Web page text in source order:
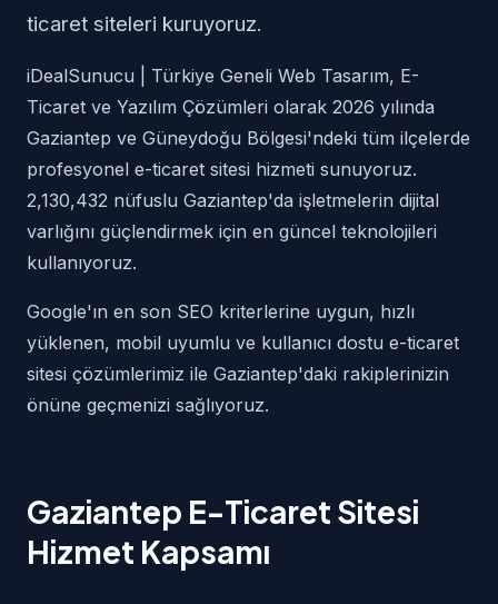
ticaret siteleri kuruyoruz.
iDealSunucu | Türkiye Geneli Web Tasarım, E-
Ticaret ve Yazılım Çözümleri olarak 2026 yılında
Gaziantep ve Güneydoğu Bölgesi'ndeki tüm ilçelerde
profesyonel e-ticaret sitesi hizmeti sunuyoruz.
2,130,432 nüfuslu Gaziantep'da işletmelerin dijital
varlığını güçlendirmek için en güncel teknolojileri
kullanıyoruz.
Google'ın en son SEO kriterlerine uygun, hızlı
yüklenen, mobil uyumlu ve kullanıcı dostu e-ticaret
sitesi çözümlerimiz ile Gaziantep'daki rakiplerinizin
önüne geçmenizi sağlıyoruz.
Gaziantep E-Ticaret Sitesi
Hizmet Kapsamı